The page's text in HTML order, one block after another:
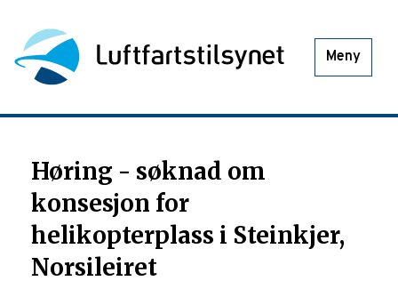
Meny
Høring - søknad om
konsesjon for
helikopterplass i Steinkjer,
Norsileiret